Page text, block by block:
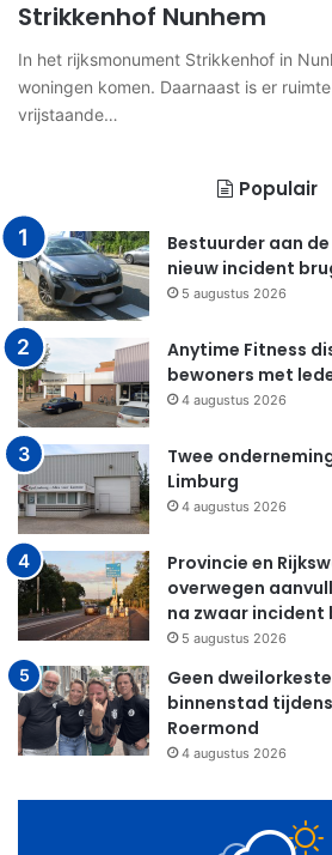
Strikkenhof Nunhem
In het rijksmonument Strikkenhof in
woningen komen. Daarnaast is er
vrijstaande…
Populair
Bestuurder aan
nieuw incident
5 augustus 2026
Anytime Fitness
bewoners met
4 augustus 2026
Twee
Limburg
4 augustus 2026
Provincie en
overwegen
na zwaar incident
5 augustus 2026
Geen
binnenstad
Roermond
4 augustus 2026